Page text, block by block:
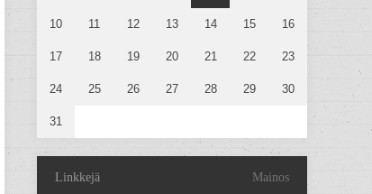
10 11 12 13 14 15 16
17 18 19 20 21 22 23
24 25 26 27 28 29 30
31
Linkkejä Mainos